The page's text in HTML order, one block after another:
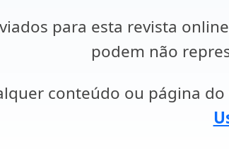
para esta revista
podem não
conteúdo ou página